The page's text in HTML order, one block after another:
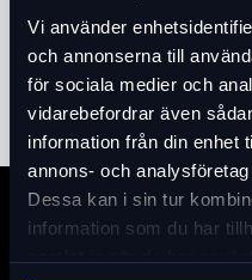
Vi använder
och annonserna till
för sociala medier och
vidarebefordrar även
information från din enhet
annons- och
Dessa kan i sin tur
information som du har
liknande låsar.
diameter. Flexibel
Läs merexpand_more
Specifikation